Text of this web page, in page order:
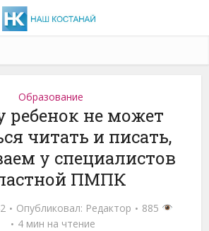
Образование
ребенок не может
читать и писать,
у специалистов
ПМПК
Опубликовал: Редактор
885
4 мин на чтение